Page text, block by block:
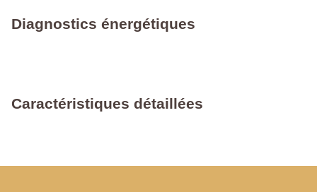
Diagnostics énergétiques
Caractéristiques détaillées